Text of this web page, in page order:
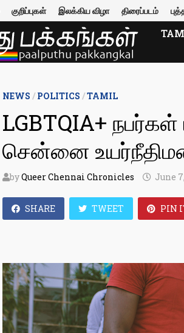
குறிப்புகள் இலக்கிய விழா திரைப்படம்
NEWS /POLITICS /TAMIL
LGBTQIA+ நபர்கள்
சென்னை
byQueer Chennai Chronicles June
SHARE TWEET PIN